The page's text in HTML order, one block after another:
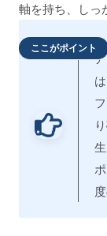
軸を持ち、しっ
ここがポイント